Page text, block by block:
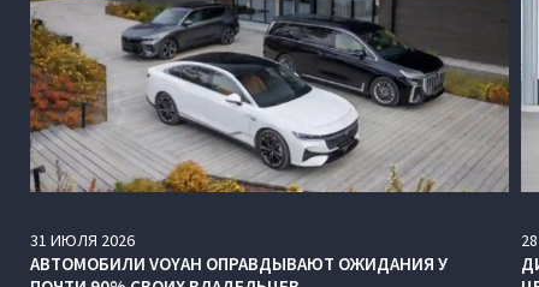
31 ИЮЛЯ 2026
АВТОМОБИЛИ VOYAH ОПРАВДЫВАЮТ ОЖИДАНИЯ У
28